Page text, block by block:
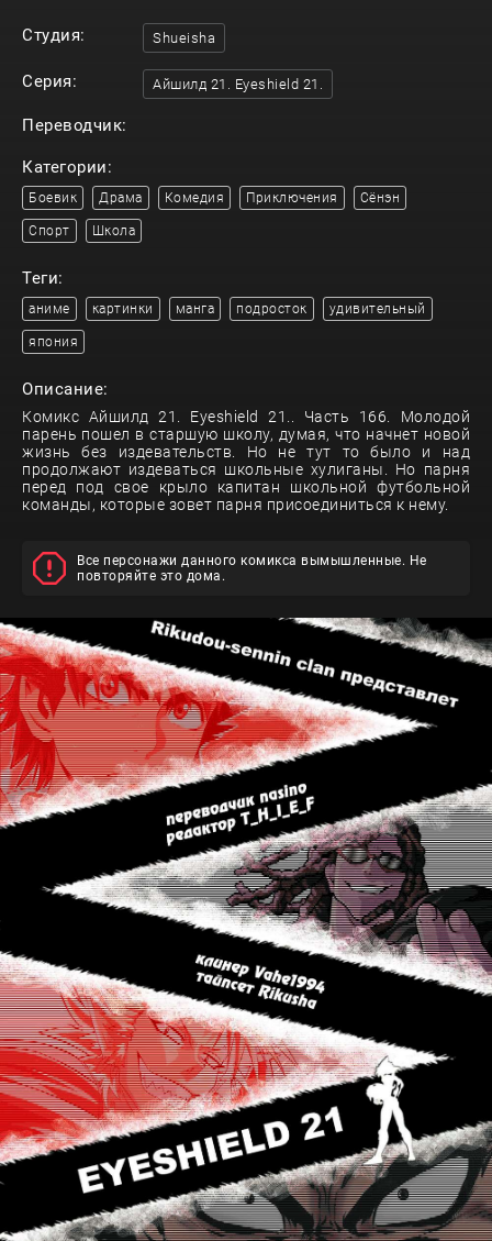
Студия: Shueisha
Серия: Айшилд 21. Eyeshield 21.
Переводчик:
Категории:
Боевик Драма Комедия Приключения Сёнэн
Спорт Школа
Теги:
аниме картинки манга подросток удивительный
япония
Описание:
Комикс Айшилд 21. Eyeshield 21.. Часть 166. Молодой
парень пошел в старшую школу, думая, что начнет новой
жизнь без издевательств. Но не тут то было и над
продолжают издеваться школьные хулиганы. Но парня
перед под свое крыло капитан школьной футбольной
команды, которые зовет парня присоединиться к нему.
Все персонажи данного комикса вымышленные. Не
повторяйте это дома.